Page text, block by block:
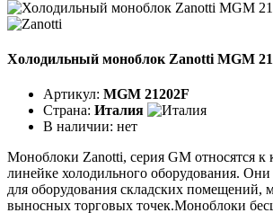
Холодильный моноблок Zanotti MGM
Артикул: MGM 21202F
Страна: Италия
В наличии: нет
Моноблоки Zanotti, серия GM относятся к
линейке холодильного оборудования. Они
для оборудования складских помещений,
выносных торговых точек.Моноблоки